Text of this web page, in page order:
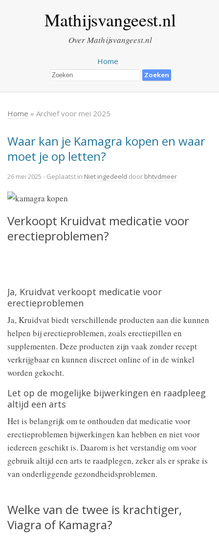
Mathijsvangeest.nl
Over Mathijsvangeest.nl
Home
Home » Archief voor mei 2025
Waar kan je Kamagra kopen en waar
moet je op letten?
26 mei 2025 - Geplaatst in Niet ingedeeld door bhtvdmeer
Verkoopt Kruidvat medicatie voor
erectieproblemen?
Ja, Kruidvat verkoopt medicatie voor
erectieproblemen
Ja, Kruidvat biedt verschillende producten aan die kunnen
helpen bij erectieproblemen, zoals erectiepillen en
supplementen. Deze producten zijn vaak zonder recept
verkrijgbaar en kunnen discreet online of in de winkel
worden gekocht.
Let op de mogelijke bijwerkingen en raadpleeg
altijd een arts
Het is belangrijk om te onthouden dat medicatie voor
erectieproblemen bijwerkingen kan hebben en niet voor
iedereen geschikt is. Daarom is het verstandig om voor
gebruik altijd een arts te raadplegen, zeker als er sprake is
van onderliggende gezondheidsproblemen.
Welke van de twee is krachtiger,
Viagra of Kamagra?